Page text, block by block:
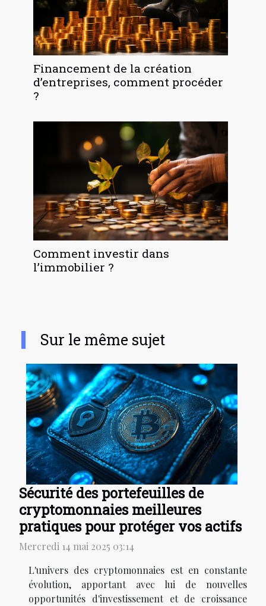
Financement de la création
d’entreprises, comment procéder
?
Comment investir dans
l’immobilier ?
Sur le même sujet
Sécurité des portefeuilles de
cryptomonnaies meilleures
pratiques pour protéger vos actifs
Mercredi 14 mai 2025 03:14
L'univers des cryptomonnaies est en constante
évolution, apportant avec lui de nouvelles
opportunités d'investissement et de croissance